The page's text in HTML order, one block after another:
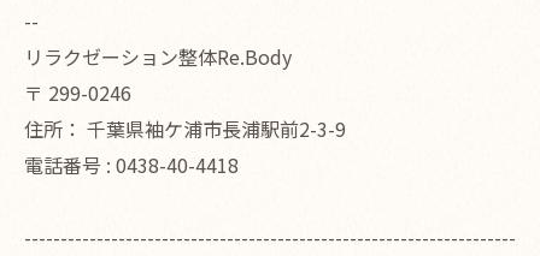
--
リラクゼーション整体Re.Body
〒 299-0246
住所： 千葉県袖ケ浦市長浦駅前2-3-9
電話番号 : 0438-40-4418
--------------------------------------------------------------------